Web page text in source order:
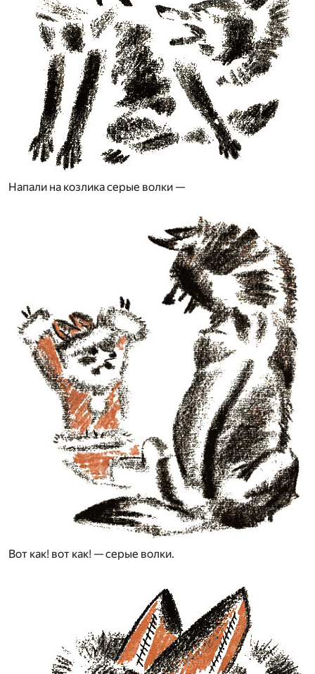
Напали на козлика серые волки —
Вот как! вот как! — серые волки.